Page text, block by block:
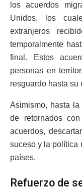
los acuerdos
Unidos, los
extranjeros
temporalmente
final. Estos
personas en
resguardo hasta su
Asimismo, hasta
de retornados
acuerdos,
suceso y la política
países.
Refuerzo de